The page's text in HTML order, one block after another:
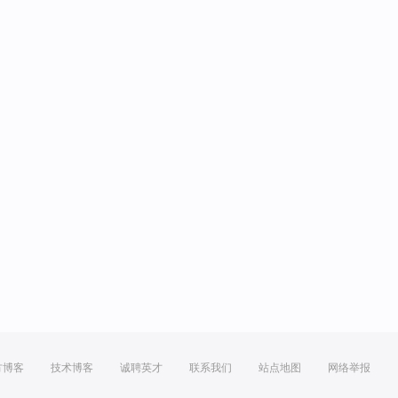
博客 技术博客 诚聘英才 联系我们 站点地图 网络举报